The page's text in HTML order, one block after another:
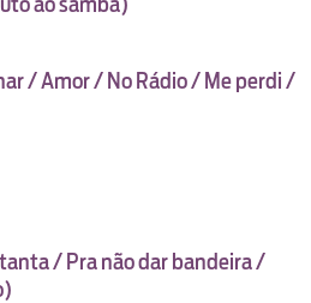
/ Amor / No Rádio / Me perdi /
/ Pra não dar bandeira /